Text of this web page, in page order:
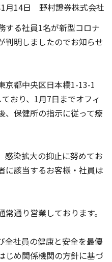
月14日 野村證券株式会社
する社員1名が新型コロナ
判明しましたのでお知らせ
京都中央区日本橋1-13-1
おり、1月7日までオフィ
、保健所の指示に従って療
感染拡大の抑止に努めてお
に該当するお客様・社員は
通り営業しております。
全社員の健康と安全を最優
じめ関係機関の方針に基づ